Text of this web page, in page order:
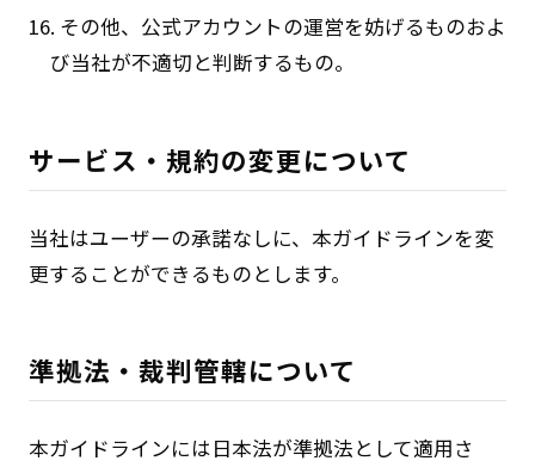
16. その他、公式アカウントの運営を妨げるものおよ
び当社が不適切と判断するもの。
サービス・規約の変更について
当社はユーザーの承諾なしに、本ガイドラインを変
更することができるものとします。
準拠法・裁判管轄について
本ガイドラインには日本法が準拠法として適用さ